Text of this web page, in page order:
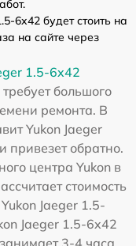
6x42 будет стоить на
на сайте через
1.5-6x42
большого
ремонта. В
Yukon Jaeger
привезет обратно.
центра Yukon в
стоимость
Jaeger 1.5-
Jaeger 1.5-6x42